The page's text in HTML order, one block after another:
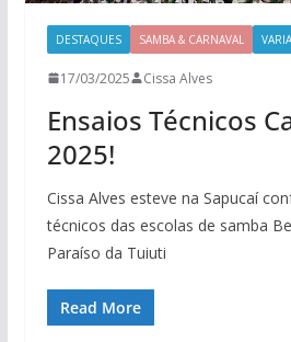
DESTAQUES SAMBA & CARNAVAL
17/03/2025 Cissa Alves
Ensaios Técnicos
2025!
Cissa Alves esteve na Sapucaí
técnicos das escolas de samba
Paraíso da Tuiuti
Read More